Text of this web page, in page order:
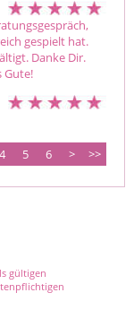
gespielt hat.
Danke Dir.
Gute!
4 5 6 > >>
gültigen